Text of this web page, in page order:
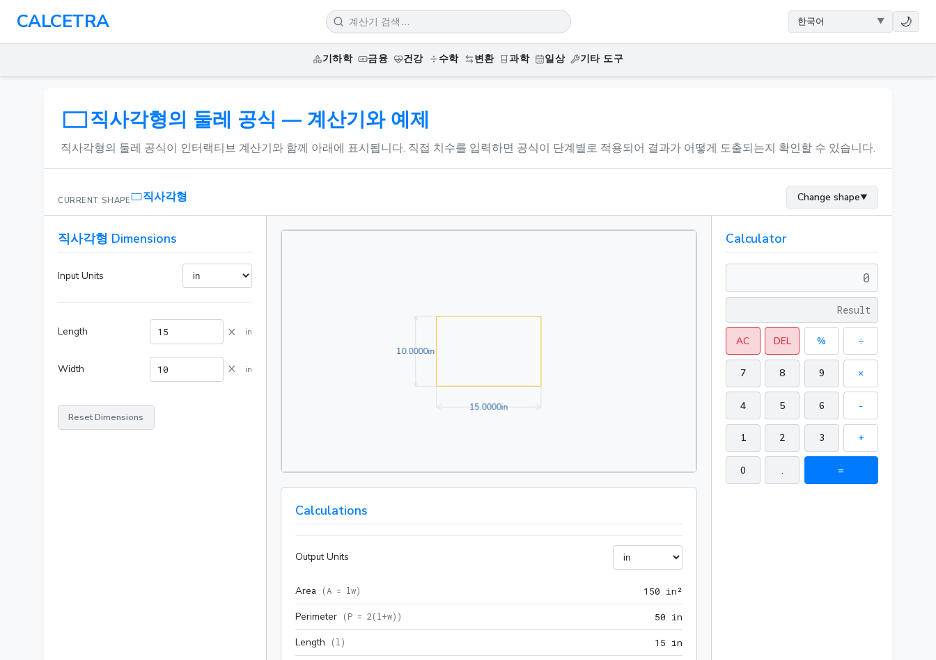
CALCETRA 🌙
기하학 금융 건강 수학 변환 과학 일상 기타 도구
직사각형의 둘레 공식 — 계산기와 예제
직사각형의 둘레 공식이 인터랙티브 계산기와 함께 아래에 표시됩니다. 직접 치수를 입력하면 공식이 단계별로 적용되어 결과가 어떻게 도출되는지 확인할 수 있습니다.
CURRENT SHAPE 직사각형 Change shape▼
직사각형 Dimensions
Input Units
Length × in
Width × in
Reset Dimensions
15.0000in15.0000in
10.0000in10.0000in
Calculations
Output Units
Area (A = lw) 1 50 in²
Perimeter (P = 2(l+w) ) 50 in
Length (l ) 1 5 in
Calculator
AC DEL % ÷
7 8 9 ×
4 5 6 -
1 2 3 +
0 . =